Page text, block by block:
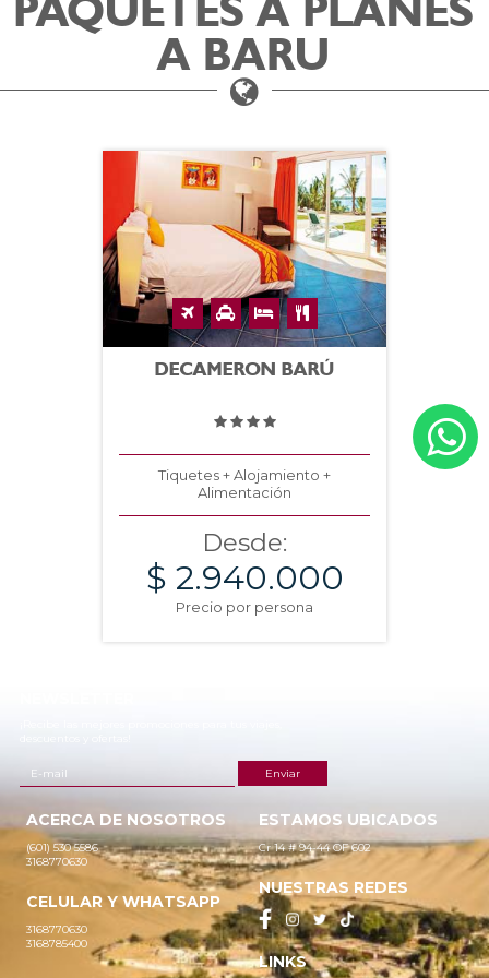
PAQUETES A PLANES
A BARU
DECAMERON BARÚ
Tiquetes + Alojamiento +
Alimentación
Desde:
$ 2.940.000
Precio por persona
ACERCA DE NOSOTROS
(601) 530 5586
3168770630
CELULAR Y WHATSAPP
3168770630
3168785400
ESTAMOS UBICADOS
Cr 14 # 94-44 OF 602
NUESTRAS REDES
LINKS